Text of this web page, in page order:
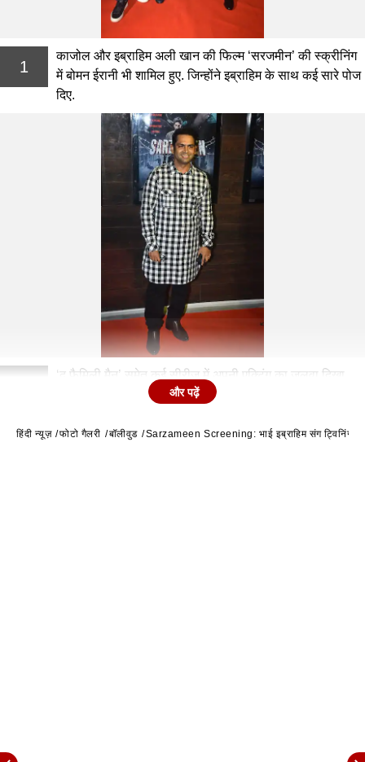
1
काजोल और इब्राहिम अली खान की फिल्म ‘सरजमीन’ की स्क्रीनिंग
में बोमन ईरानी भी शामिल हुए. जिन्होंने इब्राहिम के साथ कई सारे पोज
दिए.
‘द फैमिली मैन’ समेत कई सीरीज में अपनी एक्टिंग का जलवा दिखा
चुके एक्टर शरीब हाश्मी भी ‘सरजमीन’ की स्क्रीनिंग का हिस्सा बने.
और पढ़ें
हिंदी न्यूज़ फोटो गैलरी बॉलीवुड Sarzameen Screening: भाई इब्राहिम संग ट्विनिंग